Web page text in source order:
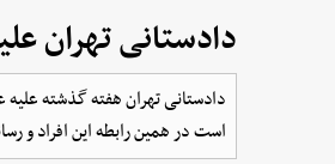
دادستانی تهران
دادستانی تهران هفته گذشته
است در همین رابطه این افراد و